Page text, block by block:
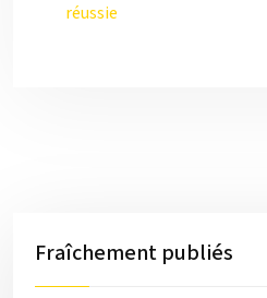
réussie
Fraîchement publiés